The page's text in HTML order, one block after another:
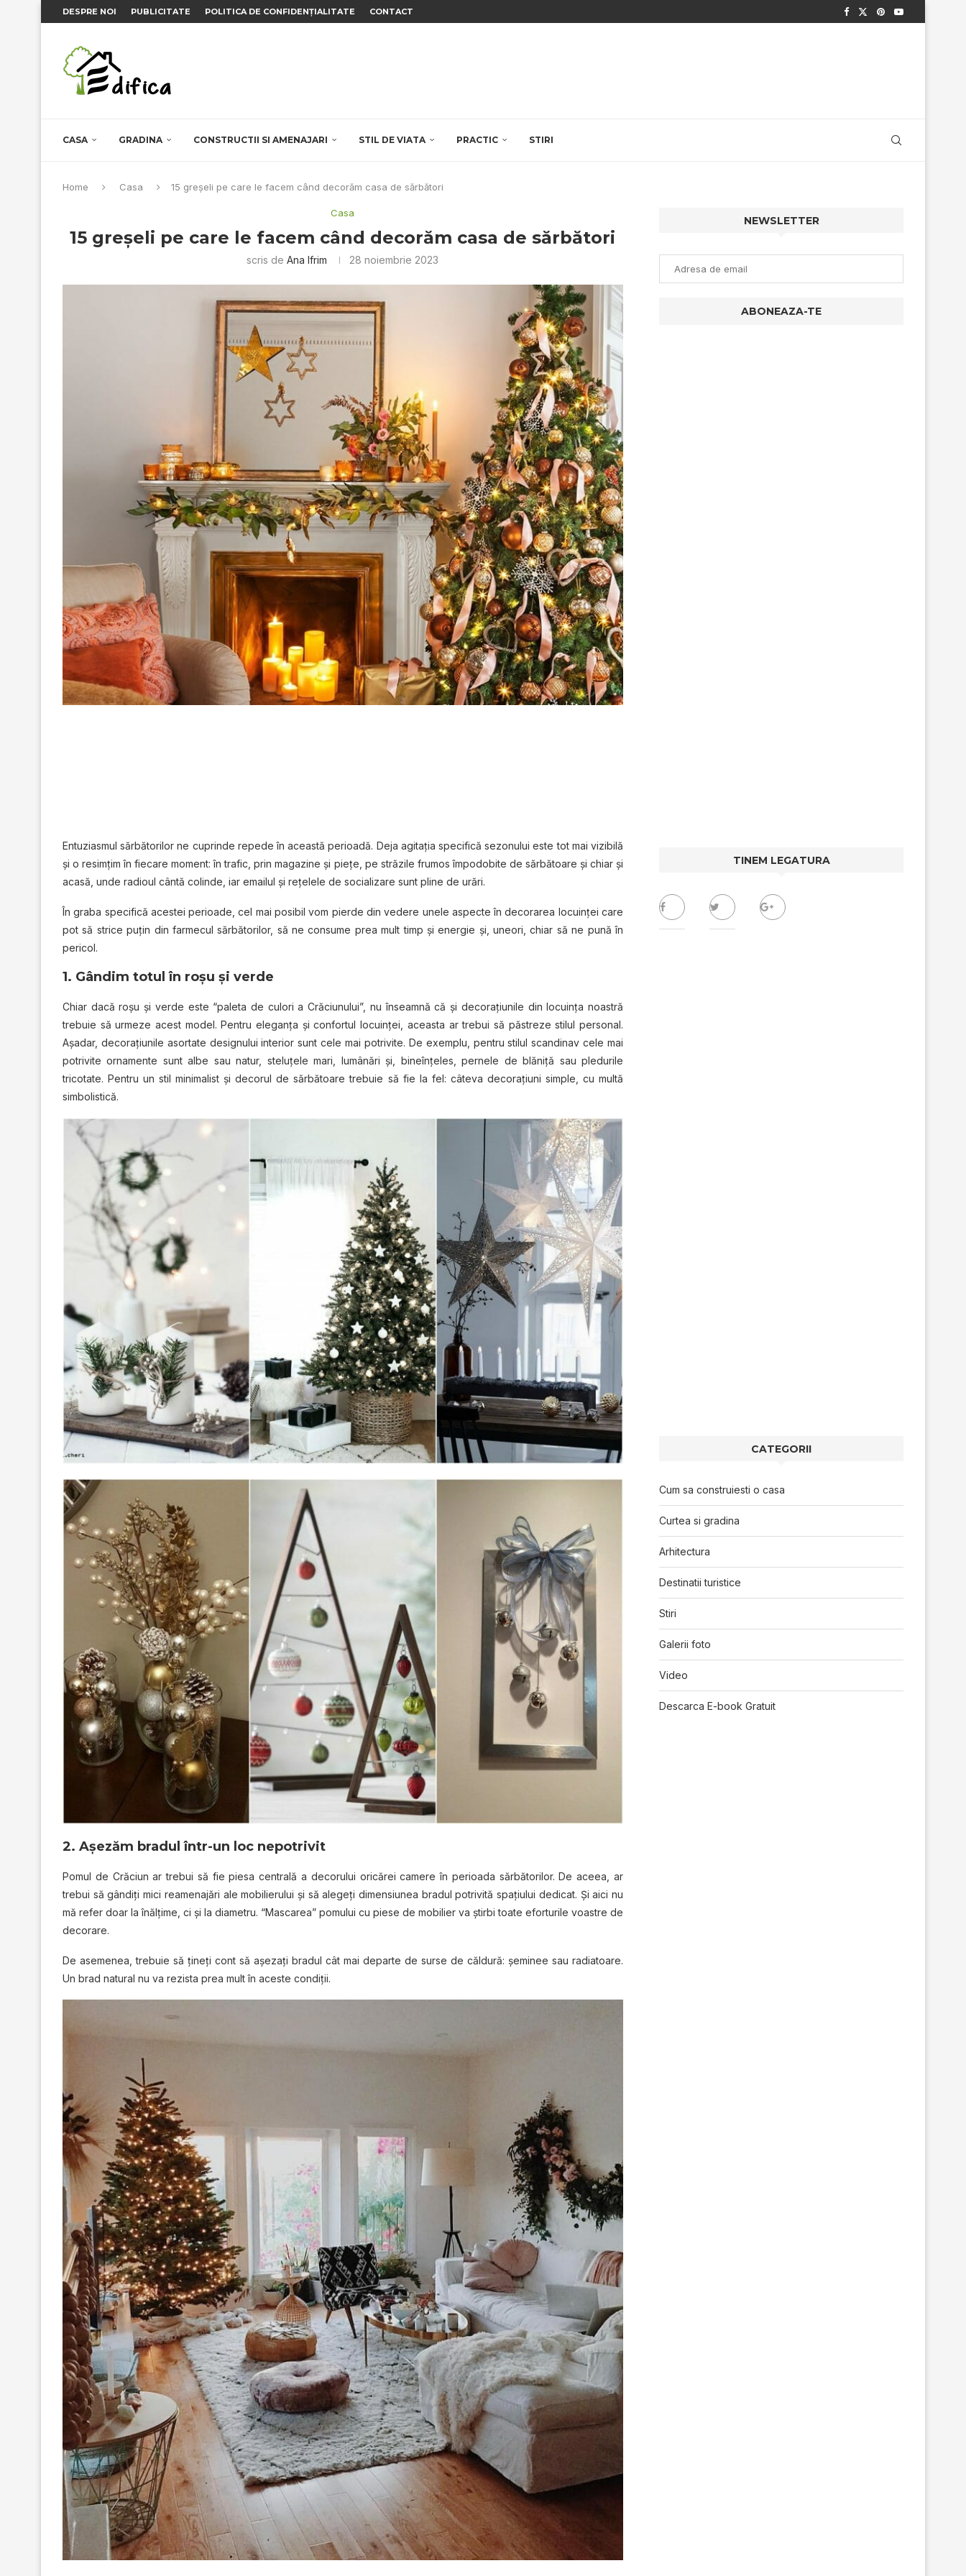
DESPRE NOI PUBLICITATE POLITICA DE CONFIDENȚIALITATE CONTACT
CASA GRADINA CONSTRUCTII SI AMENAJARI STIL DE VIATA PRACTIC STIRI
Home Casa 15 greşeli pe care le facem când decorăm casa de sărbători
Casa
15 greşeli pe care le facem când decorăm casa de sărbători
scris deAna Ifrim 28 noiembrie 2023
Entuziasmul sărbătorilor ne cuprinde repede în această perioadă. Deja agitaţia specifică sezonului este tot mai vizibilă
şi o resimţim în fiecare moment: în trafic, prin magazine şi pieţe, pe străzile frumos împodobite de sărbătoare şi chiar şi
acasă, unde radioul cântă colinde, iar emailul şi reţelele de socializare sunt pline de urări.
În graba specifică acestei perioade, cel mai posibil vom pierde din vedere unele aspecte în decorarea locuinței care
pot să strice puțin din farmecul sărbătorilor, să ne consume prea mult timp și energie și, uneori, chiar să ne pună în
pericol.
1. Gândim totul în roşu şi verde
Chiar dacă roşu şi verde este “paleta de culori a Crăciunului”, nu înseamnă că şi decoraţiunile din locuinţa noastră
trebuie să urmeze acest model. Pentru eleganţa şi confortul locuinţei, aceasta ar trebui să păstreze stilul personal.
Aşadar, decoraţiunile asortate designului interior sunt cele mai potrivite. De exemplu, pentru stilul scandinav cele mai
potrivite ornamente sunt albe sau natur, steluțele mari, lumânări și, bineînțeles, pernele de blăniță sau pledurile
tricotate. Pentru un stil minimalist și decorul de sărbătoare trebuie să fie la fel: câteva decorațiuni simple, cu multă
simbolistică.
2. Așezăm bradul într-un loc nepotrivit
Pomul de Crăciun ar trebui să fie piesa centrală a decorului oricărei camere în perioada sărbătorilor. De aceea, ar
trebui să gândiți mici reamenajări ale mobilierului și să alegeți dimensiunea bradul potrivită spaţiului dedicat. Și aici nu
mă refer doar la înălțime, ci și la diametru. “Mascarea” pomului cu piese de mobilier va știrbi toate eforturile voastre de
decorare.
De asemenea, trebuie să țineți cont să așezați bradul cât mai departe de surse de căldură: șeminee sau radiatoare.
Un brad natural nu va rezista prea mult în aceste condiții.
NEWSLETTER
TINEM LEGATURA
CATEGORII
Cum sa construiesti o casa
Curtea si gradina
Arhitectura
Destinatii turistice
Stiri
Galerii foto
Video
Descarca E-book Gratuit